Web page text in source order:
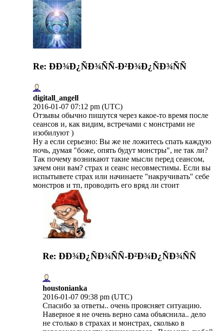
Re: ÐÐ¾Ð¿ÑÐ¾ÑÑ-Ð²Ð¾Ð¿ÑÐ¾ÑÑ
digitall_angell
2016-01-07 07:12 pm (UTC)
Отзывы обычно пишутся через какое-то время после
сеансов и, как видим, встречами с монстрами не
изобилуют )
Ну а если серьезно: Вы же не ложитесь спать каждую
ночь, думая "боже, опять будут монстры", не так ли?
Так почему возникают такие мысли перед сеансом,
зачем они вам? страх и сеанс несовместимы. Если вы
испытывете страх или начинаете "накручивать" себе
монстров и тп, проводить его вряд ли стоит
Re: ÐÐ¾Ð¿ÑÐ¾ÑÑ-Ð²Ð¾Ð¿ÑÐ¾ÑÑ
houstonianka
2016-01-07 09:38 pm (UTC)
Спасибо за ответы.. очень проясняет ситуацию.
Наверное я не очень верно сама объяснила.. дело
не столько в страхах и монстрах, сколько в